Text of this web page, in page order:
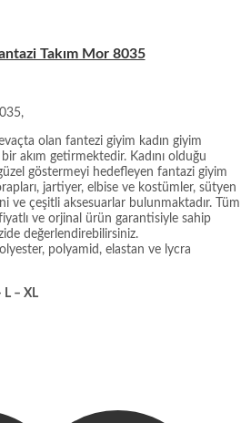
Takım Mor 8035
olan fantezi giyim kadın giyim
akım getirmektedir. Kadını olduğu
göstermeyi hedefleyen fantazi giyim
jartiyer, elbise ve kostümler, sütyen
ve çeşitli aksesuarlar bulunmaktadır. Tüm
ve orjinal ürün garantisiyle sahip
değerlendirebilirsiniz.
polyamid, elastan ve lycra
L – XL